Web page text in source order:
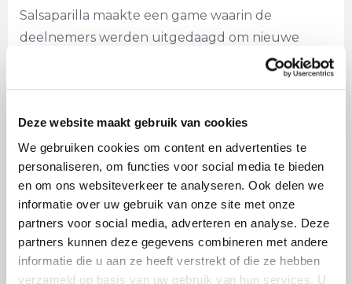
Deze website maakt gebruik van cookies
We gebruiken cookies om content en advertenties te
personaliseren, om functies voor social media te bieden
en om ons websiteverkeer te analyseren. Ook delen we
informatie over uw gebruik van onze site met onze
partners voor social media, adverteren en analyse. Deze
partners kunnen deze gegevens combineren met andere
informatie die u aan ze heeft verstrekt of die ze hebben
verzameld op basis van uw gebruik van hun services. U
Salsaparilla maakte een game waarin de
deelnemers werden uitgedaagd om nieuwe
dingen (betere dienstverlening, verdiepen in de
Deze game werd gespeeld met 70 deelnemers
tijdens één van de bijeenkomsten.